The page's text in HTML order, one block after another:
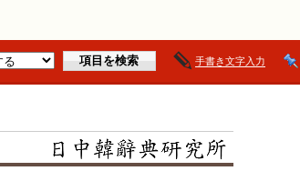
手書き文字入力